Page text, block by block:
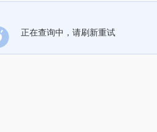
正在查询中，请刷新重试